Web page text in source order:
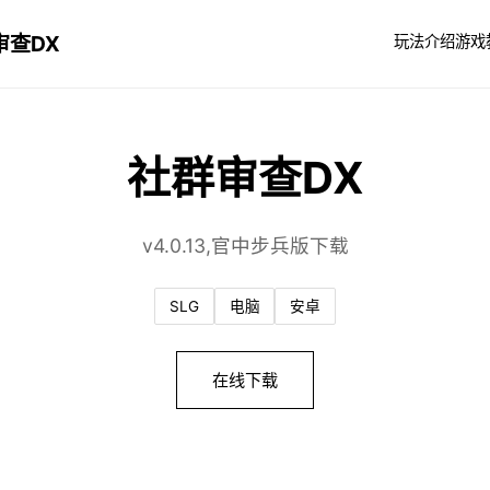
查DX 玩法介绍游戏
社群审查DX
v4.0.13,官中步兵版下载
SLG 电脑 安卓
在线下载